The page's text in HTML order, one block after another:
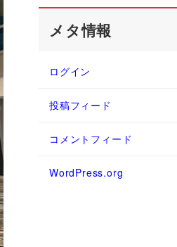
メタ情報
ログイン
投稿フィード
コメントフィード
WordPress.org